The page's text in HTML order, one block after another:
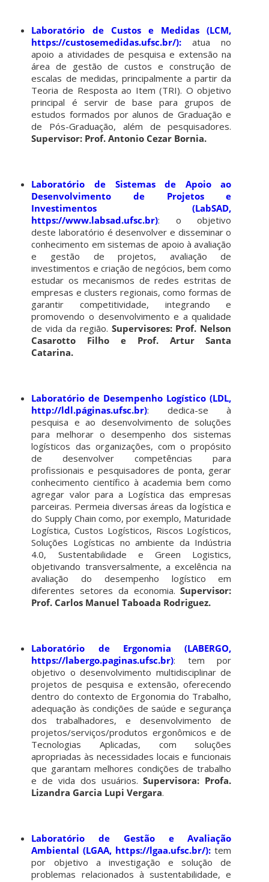
Laboratório de Custos e Medidas (LCM,
https://custosemedidas.ufsc.br/): atua no
apoio a atividades de pesquisa e extensão na
área de gestão de custos e construção de
escalas de medidas, principalmente a partir da
Teoria de Resposta ao Item (TRI). O objetivo
principal é servir de base para grupos de
estudos formados por alunos de Graduação e
de Pós-Graduação, além de pesquisadores.
Supervisor: Prof. Antonio Cezar Bornia.
Laboratório de Sistemas de Apoio ao
Desenvolvimento de Projetos e
Investimentos (LabSAD,
https://www.labsad.ufsc.br): o objetivo
deste laboratório é desenvolver e disseminar o
conhecimento em sistemas de apoio à avaliação
e gestão de projetos, avaliação de
investimentos e criação de negócios, bem como
estudar os mecanismos de redes estritas de
empresas e clusters regionais, como formas de
garantir competitividade, integrando e
promovendo o desenvolvimento e a qualidade
de vida da região. Supervisores: Prof. Nelson
Casarotto Filho e Prof. Artur Santa
Catarina.
Laboratório de Desempenho Logístico (LDL,
http://ldl.páginas.ufsc.br): dedica-se à
pesquisa e ao desenvolvimento de soluções
para melhorar o desempenho dos sistemas
logísticos das organizações, com o propósito
de desenvolver competências para
profissionais e pesquisadores de ponta, gerar
conhecimento científico à academia bem como
agregar valor para a Logística das empresas
parceiras. Permeia diversas áreas da logística e
do Supply Chain como, por exemplo, Maturidade
Logística, Custos Logísticos, Riscos Logísticos,
Soluções Logísticas no ambiente da Indústria
4.0, Sustentabilidade e Green Logistics,
objetivando transversalmente, a excelência na
avaliação do desempenho logístico em
diferentes setores da economia.Supervisor:
Prof. Carlos Manuel Taboada Rodriguez.
Laboratório de Ergonomia (LABERGO,
https://labergo.paginas.ufsc.br): tem por
objetivo o desenvolvimento multidisciplinar de
projetos de pesquisa e extensão, oferecendo
dentro do contexto de Ergonomia do Trabalho,
adequação às condições de saúde e segurança
dos trabalhadores, e desenvolvimento de
projetos/serviços/produtos ergonômicos e de
Tecnologias Aplicadas, com soluções
apropriadas às necessidades locais e funcionais
que garantam melhores condições de trabalho
e de vida dos usuários.Supervisora: Profa.
Lizandra Garcia Lupi Vergara.
Laboratório de Gestão e Avaliação
Ambiental (LGAA, https://lgaa.ufsc.br/): tem
por objetivo a investigação e solução de
problemas relacionados à sustentabilidade, e